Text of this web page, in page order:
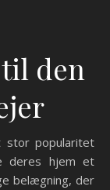
den
stor popularitet
deres hjem et
belægning, der